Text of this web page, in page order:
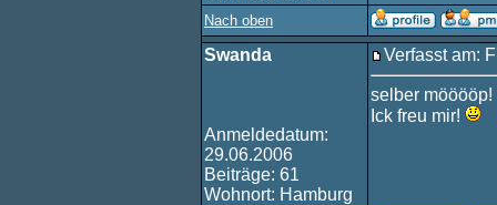
Nach oben
Swanda
Anmeldedatum:
29.06.2006
Beiträge: 61
Wohnort: Hamburg
Verfasst am:
selber mööööp!
Ick freu mir!